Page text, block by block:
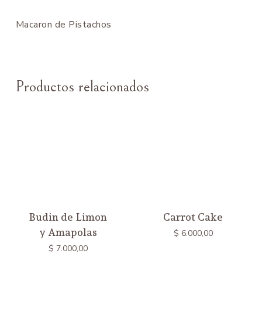
Macaron de Pistachos
Productos relacionados
Budin de Limon
y Amapolas
$ 7.000,00
Carrot Cake
$ 6.000,00